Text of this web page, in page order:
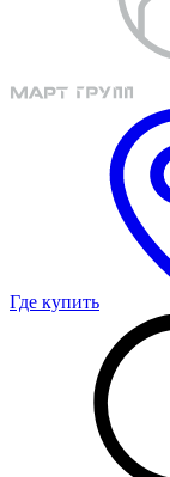
Где купить